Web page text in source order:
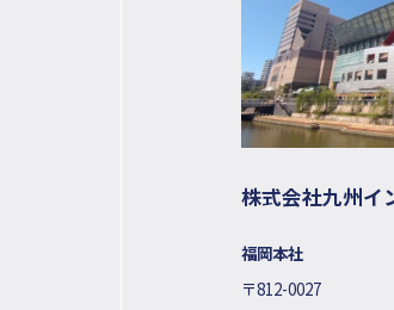
株式会社九州イ
福岡本社
〒812-0027